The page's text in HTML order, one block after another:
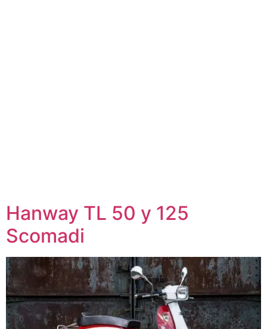
Hanway TL 50 y 125
Scomadi